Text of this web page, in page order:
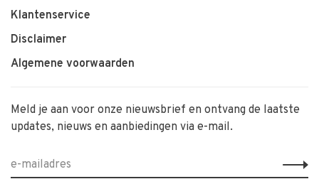
Klantenservice
Disclaimer
Algemene voorwaarden
Meld je aan voor onze nieuwsbrief en ontvang de laatste
updates, nieuws en aanbiedingen via e-mail.